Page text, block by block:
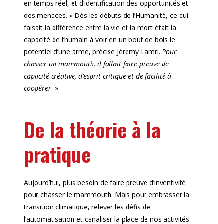
en temps réel, et d’identification des opportunités et
des menaces. « Dès les débuts de l’Humanité, ce qui
faisait la différence entre la vie et la mort était la
capacité de l’humain à voir en un bout de bois le
potentiel d’une arme, précise Jérémy Lamri. Pour
chasser un mammouth, il fallait faire preuve de
capacité créative, d’esprit critique et de facilité à
coopérer ».
De la théorie à la
pratique
Aujourd’hui, plus besoin de faire preuve d’inventivité
pour chasser le mammouth. Mais pour embrasser la
transition climatique, relever les défis de
l’automatisation et canaliser la place de nos activités